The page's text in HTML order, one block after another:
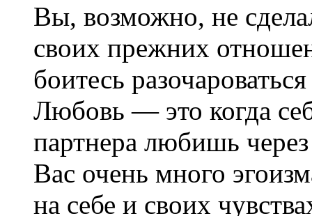
Вы, возможно, не
своих прежних
боитесь
Любовь — это когда
партнера любишь
Вас очень много
на себе и своих